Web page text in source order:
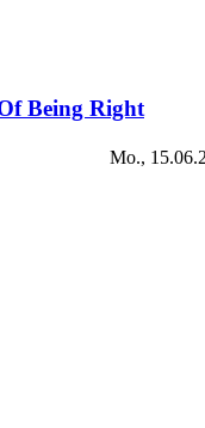
Being Right
Mo.,